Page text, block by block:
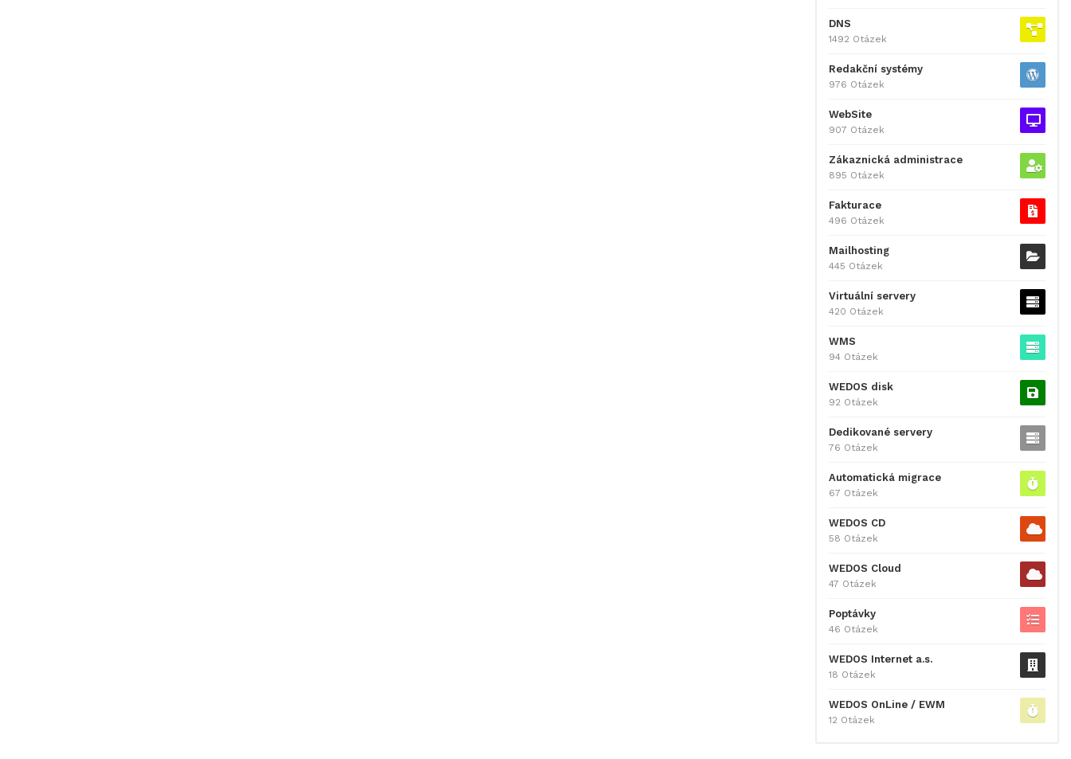
DNS
1492 Otázek
Redakční systémy
976 Otázek
WebSite
907 Otázek
Zákaznická administrace
895 Otázek
Fakturace
496 Otázek
Mailhosting
445 Otázek
Virtuální servery
420 Otázek
WMS
94 Otázek
WEDOS disk
92 Otázek
Dedikované servery
76 Otázek
Automatická migrace
67 Otázek
WEDOS CD
58 Otázek
WEDOS Cloud
47 Otázek
Poptávky
46 Otázek
WEDOS Internet a.s.
18 Otázek
WEDOS OnLine / EWM
12 Otázek